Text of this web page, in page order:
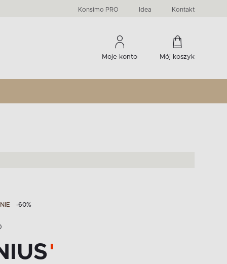
Konsimo PRO Idea Kontakt
Moje konto Mój koszyk
Komody, szafki RTV, witryny...
-33 %
Liczba produktów:60
Liczba produktów:274
-60%